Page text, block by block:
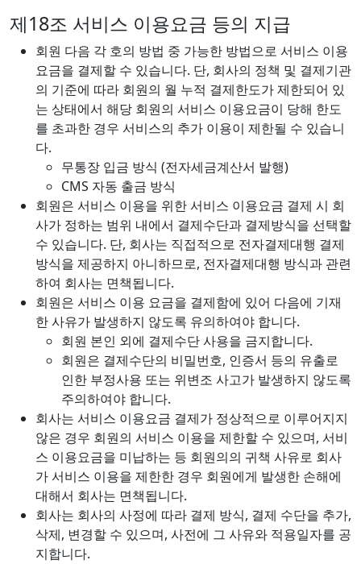
제18조 서비스 이용요금 등의 지급
회원 다음 각 호의 방법 중 가능한 방법으로 서비스 이용
요금을 결제할 수 있습니다. 단, 회사의 정책 및 결제기관
의 기준에 따라 회원의 월 누적 결제한도가 제한되어 있
는 상태에서 해당 회원의 서비스 이용요금이 당해 한도
를 초과한 경우 서비스의 추가 이용이 제한될 수 있습니
다.
무통장 입금 방식 (전자세금계산서 발행)
CMS 자동 출금 방식
회원은 서비스 이용을 위한 서비스 이용요금 결제 시 회
사가 정하는 범위 내에서 결제수단과 결제방식을 선택할
수 있습니다. 단, 회사는 직접적으로 전자결제대행 결제
방식을 제공하지 아니하므로, 전자결제대행 방식과 관련
하여 회사는 면책됩니다.
회원은 서비스 이용 요금을 결제함에 있어 다음에 기재
한 사유가 발생하지 않도록 유의하여야 합니다.
회원 본인 외에 결제수단 사용을 금지합니다.
회원은 결제수단의 비밀번호, 인증서 등의 유출로
인한 부정사용 또는 위변조 사고가 발생하지 않도록
주의하여야 합니다.
회사는 서비스 이용요금 결제가 정상적으로 이루어지지
않은 경우 회원의 서비스 이용을 제한할 수 있으며, 서비
스 이용요금을 미납하는 등 회원의의 귀책 사유로 회사
가 서비스 이용을 제한한 경우 회원에게 발생한 손해에
대해서 회사는 면책됩니다.
회사는 회사의 사정에 따라 결제 방식, 결제 수단을 추가,
삭제, 변경할 수 있으며, 사전에 그 사유와 적용일자를 공
지합니다.